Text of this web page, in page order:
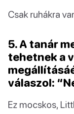
Csak ruhákra
5. A tanár
tehetnek a
válaszol:
Ez mocskos,